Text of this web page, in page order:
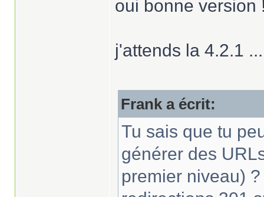
oui bonne version
j'attends la 4.2.1
Frank a écrit:
Tu sais que tu
générer des
premier niveau)